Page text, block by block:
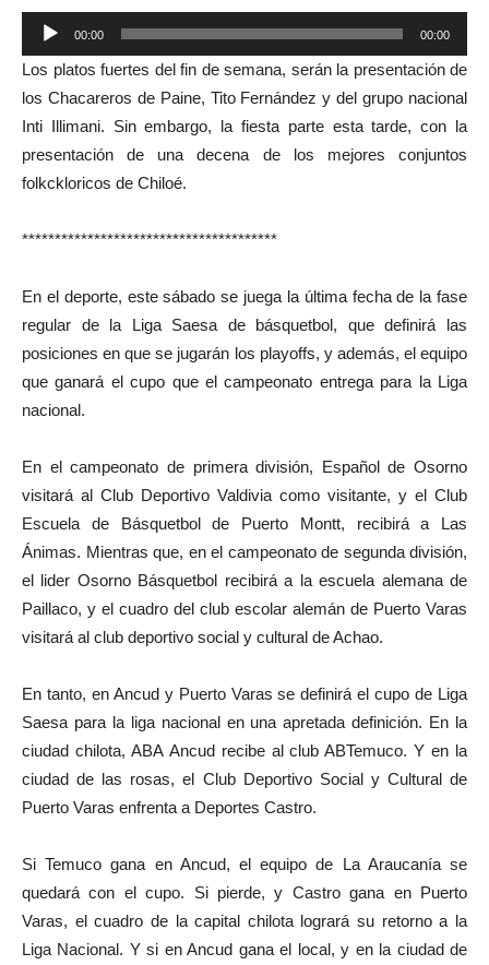
Reproductor
de
audio
00:00 00:00
Los platos fuertes del fin de semana, serán la presentación de
los Chacareros de Paine, Tito Fernández y del grupo nacional
Inti Illimani. Sin embargo, la fiesta parte esta tarde, con la
presentación de una decena de los mejores conjuntos
folkckloricos de Chiloé.
***************************************
En el deporte, este sábado se juega la última fecha de la fase
regular de la Liga Saesa de básquetbol, que definirá las
posiciones en que se jugarán los playoffs, y además, el equipo
que ganará el cupo que el campeonato entrega para la Liga
nacional.
En el campeonato de primera división, Español de Osorno
visitará al Club Deportivo Valdivia como visitante, y el Club
Escuela de Básquetbol de Puerto Montt, recibirá a Las
Ánimas. Mientras que, en el campeonato de segunda división,
el lider Osorno Básquetbol recibirá a la escuela alemana de
Paillaco, y el cuadro del club escolar alemán de Puerto Varas
visitará al club deportivo social y cultural de Achao.
En tanto, en Ancud y Puerto Varas se definirá el cupo de Liga
Saesa para la liga nacional en una apretada definición. En la
ciudad chilota, ABAAncud recibe al club ABTemuco. Y en la
ciudad de las rosas, el Club Deportivo Social y Cultural de
Puerto Varas enfrenta a Deportes Castro.
Si Temuco gana en Ancud, el equipo de La Araucanía se
quedará con el cupo. Si pierde, y Castro gana en Puerto
Varas, el cuadro de la capital chilota logrará su retorno a la
Liga Nacional. Y si en Ancud gana el local, y en la ciudad de